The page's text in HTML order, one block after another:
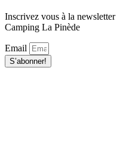
Inscrivez vous à la newsletter
Camping La Pinède
Email
S’abonner!